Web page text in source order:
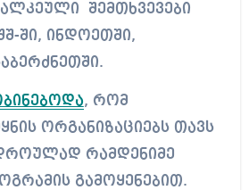
შემთხვევები
ში, ინდოეთში,
, რომ
ორგანიზაციებს თავს
რამდენიმე
გამოყენებით.